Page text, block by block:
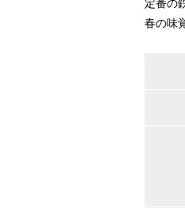
定番の
春の味